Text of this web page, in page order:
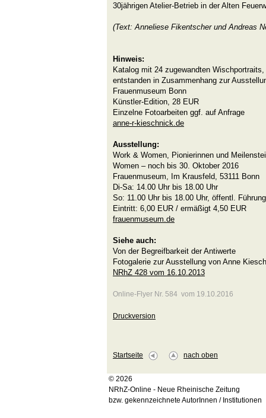
30jährigen Atelier-Betrieb in der Alten
(Text: Anneliese Fikentscher und Andreas
Hinweis:
Katalog mit 24 zugewandten
entstanden in Zusammenhang zur
Frauenmuseum Bonn
Künstler-Edition, 28 EUR
Einzelne Fotoarbeiten ggf. auf Anfrage
anne-r-kieschnick.de
Ausstellung:
Work & Women, Pionierinnen und
Women – noch bis 30. Oktober 2016
Frauenmuseum, Im Krausfeld, 53111 Bonn
Di-Sa: 14.00 Uhr bis 18.00 Uhr
So: 11.00 Uhr bis 18.00 Uhr, öffentl.
Eintritt: 6,00 EUR / ermäßigt 4,50 EUR
frauenmuseum.de
Siehe auch:
Von der Begreifbarkeit der Antiwerte
Fotogalerie zur Ausstellung von Anne
NRhZ 428 vom 16.10.2013
Online-Flyer Nr. 584 vom 19.10.2016
Druckversion
Startseite nach oben
© 2026
NRhZ-Online - Neue Rheinische Zeitung
bzw. gekennzeichnete AutorInnen / Institutionen